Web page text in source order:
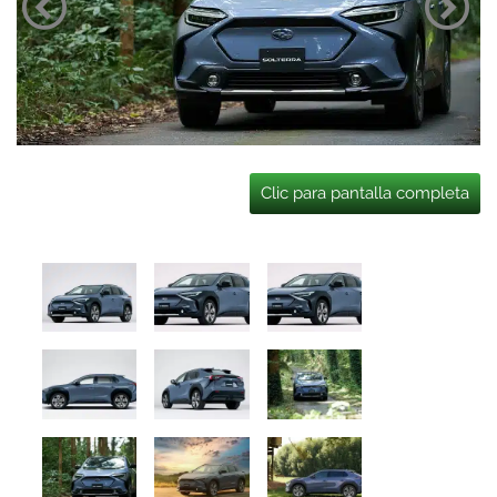
Clic para pantalla completa